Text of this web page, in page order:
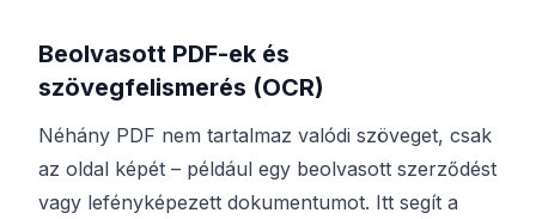
Beolvasott PDF-ek és
szövegfelismerés (OCR)
Néhány PDF nem tartalmaz valódi szöveget, csak
az oldal képét – például egy beolvasott szerződést
vagy lefényképezett dokumentumot. Itt segít a